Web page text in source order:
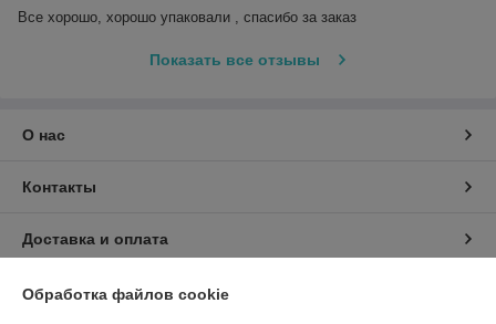
Все хорошо, хорошо упаковали , спасибо за заказ
Показать все отзывы
О нас
Контакты
Доставка и оплата
График работы
Обработка файлов cookie